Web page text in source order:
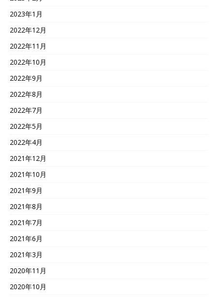
2023年1月
2022年12月
2022年11月
2022年10月
2022年9月
2022年8月
2022年7月
2022年5月
2022年4月
2021年12月
2021年10月
2021年9月
2021年8月
2021年7月
2021年6月
2021年3月
2020年11月
2020年10月